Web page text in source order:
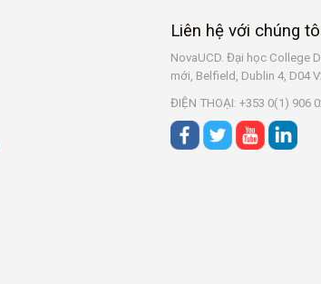
Liên hệ với chúng
NovaUCD. Đại học College
mới, Belfield, Dublin 4, D04
ĐIỆN THOẠI: +353 0(1) 906